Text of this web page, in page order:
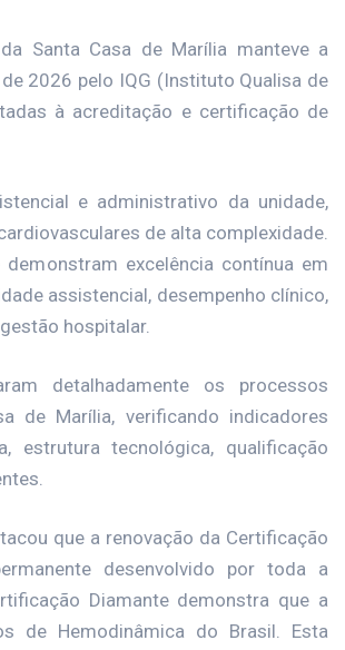
Santa Casa de Marília manteve a
2026 pelo IQG (Instituto Qualisa de
à acreditação e certificação de
e administrativo da unidade,
de alta complexidade.
excelência contínua em
assistencial, desempenho clínico,
hospitalar.
detalhadamente os processos
de Marília, verificando indicadores
estrutura tecnológica, qualificação
que a renovação da Certificação
desenvolvido por toda a
Diamante demonstra que a
de Hemodinâmica do Brasil. Esta